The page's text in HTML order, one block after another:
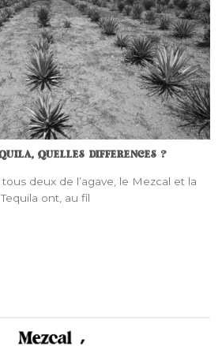
QUELLES DIFFERENCES ?
deux de l’agave, le Mezcal et la
Tequila ont, au fil